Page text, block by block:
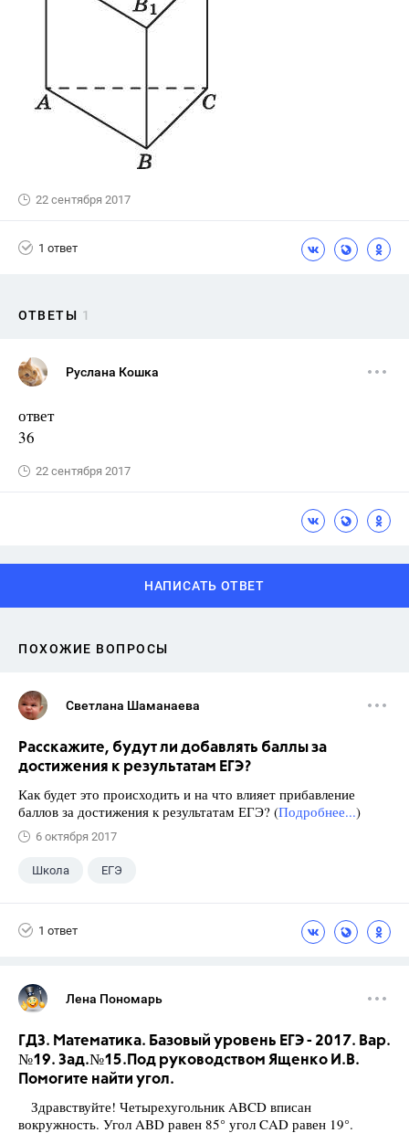
22 сентября 2017
1 ответ
ОТВЕТЫ 1
Руслана Кошка
ответ
36
22 сентября 2017
НАПИСАТЬ ОТВЕТ
ПОХОЖИЕ ВОПРОСЫ
Светлана Шаманаева
Расскажите, будут ли добавлять баллы за
достижения к результатам ЕГЭ?
Как будет это происходить и на что влияет прибавление
баллов за достижения к результатам ЕГЭ? (Подробнее...)
6 октября 2017
Школа ЕГЭ
1 ответ
Лена Пономарь
ГДЗ. Математика. Базовый уровень ЕГЭ - 2017. Вар.
№19. Зад.№15.Под руководством Ященко И.В.
Помогите найти угол.
Здравствуйте! Четырехугольник ABCD вписан
вокружность. Угол ABD равен 85° угол CAD равен 19°.